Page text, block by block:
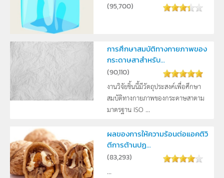
(95,700)
การศึกษาสมบัติทางกายภาพของ
กระดาษสาสำหรับ...
(90,110)
งานวิจัยชิ้นนี้มีวัตถุประสงค์เพื่อศึกษา
สมบัติทางกายภาพของกระดาษสาตาม
มาตรฐาน ISO ...
ผลของการให้ความร้อนต่อแอคติวิ
ตีการต้านปฏ...
(83,293)
...